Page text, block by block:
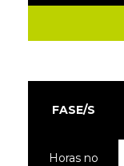
FASE/S
Horas no